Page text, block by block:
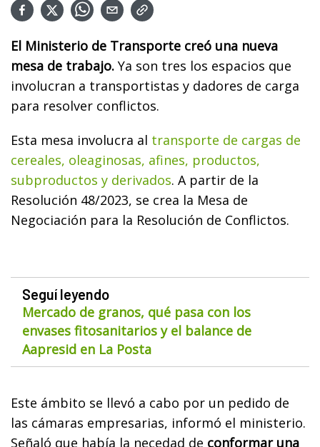
El Ministerio de Transporte creó una nueva
mesa de trabajo. Ya son tres los espacios que
involucran a transportistas y dadores de carga
para resolver conflictos.
Esta mesa involucra al transporte de cargas de
cereales, oleaginosas, afines, productos,
subproductos y derivados. A partir de la
Resolución 48/2023, se crea la Mesa de
Negociación para la Resolución de Conflictos.
Seguí leyendo
Mercado de granos, qué pasa con los
envases fitosanitarios y el balance de
Aapresid en La Posta
Este ámbito se llevó a cabo por un pedido de
las cámaras empresarias, informó el ministerio.
Señaló que había la necedad de conformar una